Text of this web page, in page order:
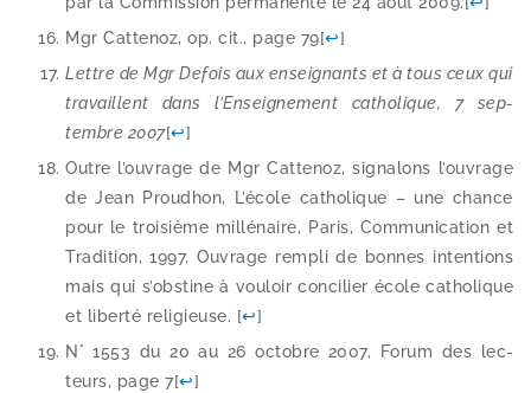
Mgr Cattenoz, op. cit., page 79[↩]
Lettre de Mgr Defois aux ensei­gnants et à tous ceux qui
tra­vaillent dans l’Enseignement catho­lique, 7 sep­
tembre 2007[↩]
Outre l’ou­vrage de Mgr Cattenoz, signa­lons l’ou­vrage
de Jean Proudhon, L’école catho­lique – une chance
pour le troi­sième mil­lé­naire, Paris, Communication et
Tradition, 1997. Ouvrage rem­pli de bonnes inten­tions
mais qui s’obs­tine à vou­loir conci­lier école catho­lique
et liber­té reli­gieuse. [↩]
N° 1553 du 20 au 26 octobre 2007, Forum des lec­
teurs, page 7[↩]